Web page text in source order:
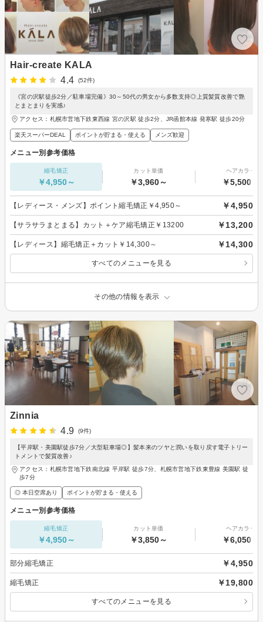
Hair-create KALA
4.4
(52件)
《宮の沢駅徒歩2分／駐車場完備》30～50代の男女から多数支持◎上質髪質改善で艶
とまとまりを実感♪
アクセス：札幌市営地下鉄東西線 宮の沢駅 徒歩2分、JR函館本線 発寒駅 徒歩20分
楽天スーパーDEAL ポイントが貯まる・使える メンズ歓迎
メニュー別参考価格
縮毛矯正
￥4,950～
カット単価
￥3,960～
ヘアカラー
￥5,500～
【レディース・メンズ】ポイント縮毛矯正￥4,950～ ￥4,950
【サラサラまとまる】カット＋ケア縮毛矯正￥13200 ￥13,200
【レディース】縮毛矯正＋カット￥14,300～ ￥14,300
すべてのメニューを見る
その他の情報を表示
Zinnia
4.9
(9件)
【平岸駅・美園駅徒歩7分／大型駐車場◎】髪本来のツヤと潤いを取り戻す電子トリー
トメントで髪質改善♪
アクセス：札幌市営地下鉄南北線 平岸駅 徒歩7分、札幌市営地下鉄東豊線 美園駅 徒
歩7分
◎ 本日空席あり ポイントが貯まる・使える
メニュー別参考価格
縮毛矯正
￥4,950～
カット単価
￥3,850～
ヘアカラー
￥6,050～
部分縮毛矯正 ￥4,950
縮毛矯正 ￥19,800
すべてのメニューを見る